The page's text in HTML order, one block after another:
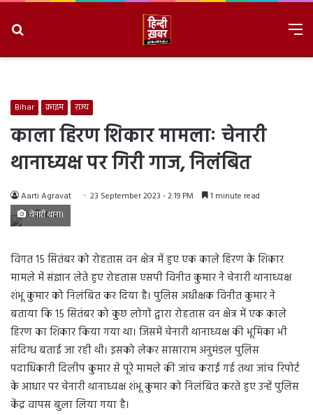
Bihar क्राइम राज्य
काला हिरण शिकार मामलाः चेनारी
थानाध्यक्ष पर गिरी गाज, निलंबित
Aarti Agravat 23 September 2023 - 2:19 PM 1 minute read
चेनारी थाना।
विगत 15 सितंबर को रोहतास वन क्षेत्र में हुए एक काले हिरण के शिकार
मामले में संज्ञान लेते हुए रोहतास एसपी विनीत कुमार ने चेनारी थानाध्यक्ष
शंभू कुमार को निलंबित कर दिया है। पुलिस अधीक्षक विनीत कुमार ने
बताया कि 15 सितंबर को कुछ लोगों द्वारा रोहतास वन क्षेत्र में एक काले
हिरण का शिकार किया गया था। जिसमें चेनारी थानाध्यक्ष की भूमिका भी
संदिग्ध बताई जा रही थी। इसको लेकर सासाराम अनुमंडल पुलिस
पदाधिकारी दिलीप कुमार से पूरे मामले की जांच कराईं गई तथा जांच रिपोर्ट
के आधार पर चेनारी थानाध्यक्ष शंभू कुमार को निलंबित करते हुए उन्हें पुलिस
केंद्र वापस बुला लिया गया है।